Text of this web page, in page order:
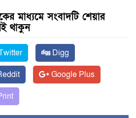
মাধ্যমে সংবাদটি শেয়ার
থাকুন
Digg
Google Plus